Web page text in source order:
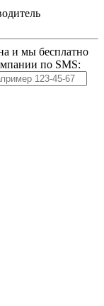
и мы бесплатно
по SMS: